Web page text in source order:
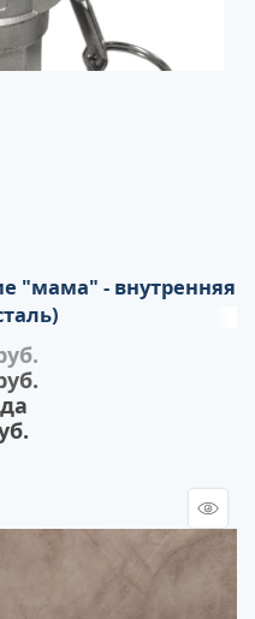
"мама" - внутренняя